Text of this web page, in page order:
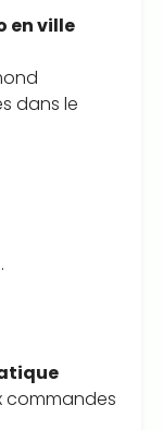
en ville
dans le
commandes